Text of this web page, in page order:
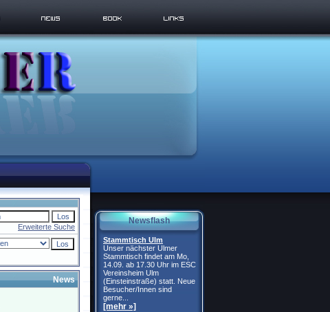
Erweiterte Suche
News
Newsflash
Stammtisch Ulm
Unser nächster Ulmer
Stammtisch findet am Mo,
14.09. ab 17.30 Uhr im ESC
Vereinsheim Ulm
(Einsteinstraße) statt. Neue
Besucher/Innen sind
gerne...
[mehr »]